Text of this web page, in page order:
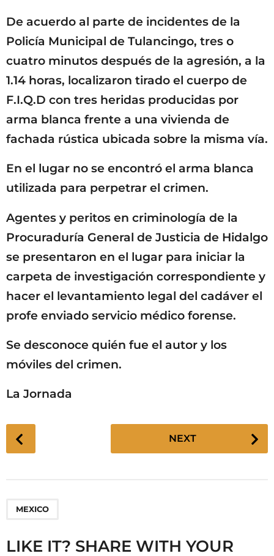
De acuerdo al parte de incidentes de la
Policía Municipal de Tulancingo, tres o
cuatro minutos después de la agresión, a la
1.14 horas, localizaron tirado el cuerpo de
F.I.Q.D con tres heridas producidas por
arma blanca frente a una vivienda de
fachada rústica ubicada sobre la misma vía.
En el lugar no se encontró el arma blanca
utilizada para perpetrar el crimen.
Agentes y peritos en criminología de la
Procuraduría General de Justicia de Hidalgo
se presentaron en el lugar para iniciar la
carpeta de investigación correspondiente y
hacer el levantamiento legal del cadáver el
profe enviado servicio médico forense.
Se desconoce quién fue el autor y los
móviles del crimen.
La Jornada
P
o
i
NEXT
MEXICO
LIKE IT? SHARE WITH YOUR